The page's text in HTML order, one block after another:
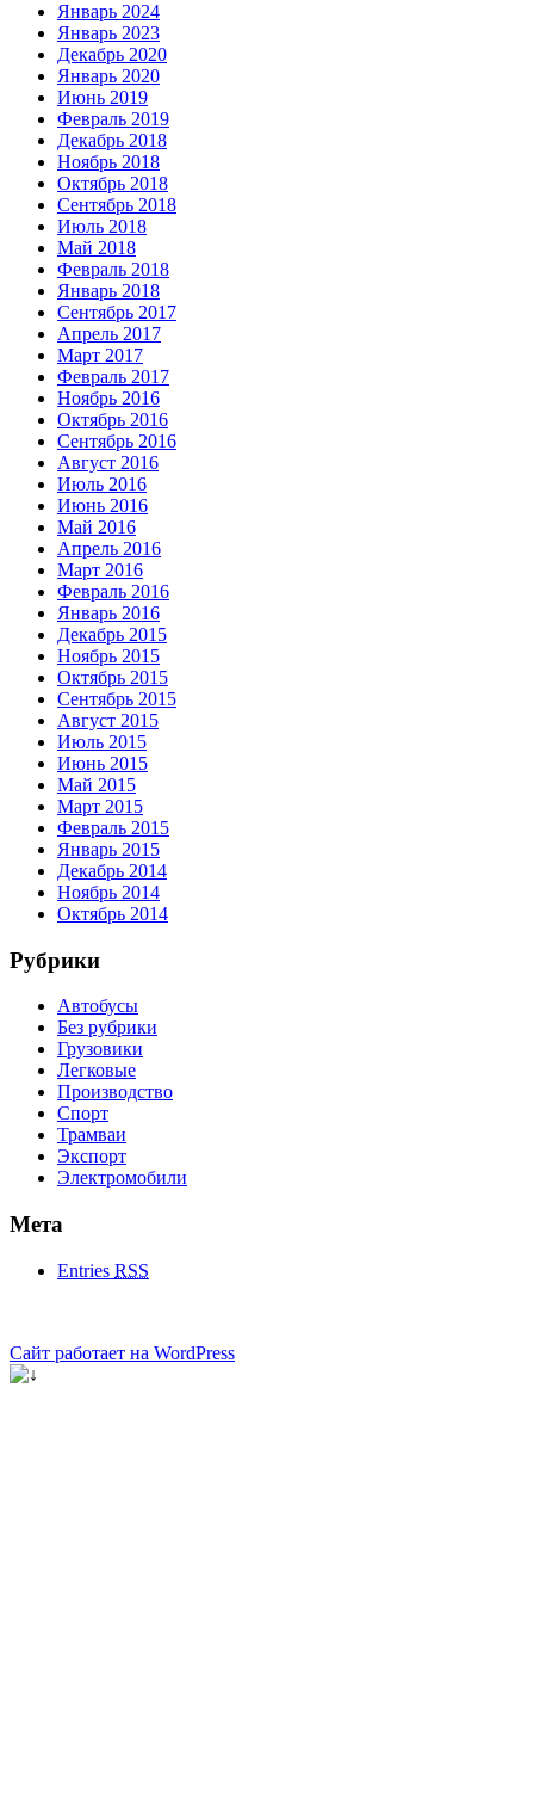
Январь 2024
Январь 2023
Декабрь 2020
Январь 2020
Июнь 2019
Февраль 2019
Декабрь 2018
Ноябрь 2018
Октябрь 2018
Сентябрь 2018
Июль 2018
Май 2018
Февраль 2018
Январь 2018
Сентябрь 2017
Апрель 2017
Март 2017
Февраль 2017
Ноябрь 2016
Октябрь 2016
Сентябрь 2016
Август 2016
Июль 2016
Июнь 2016
Май 2016
Апрель 2016
Март 2016
Февраль 2016
Январь 2016
Декабрь 2015
Ноябрь 2015
Октябрь 2015
Сентябрь 2015
Август 2015
Июль 2015
Июнь 2015
Май 2015
Март 2015
Февраль 2015
Январь 2015
Декабрь 2014
Ноябрь 2014
Октябрь 2014
Рубрики
Автобусы
Без рубрики
Грузовики
Легковые
Производство
Спорт
Трамваи
Экспорт
Электромобили
Мета
Entries RSS
Сайт работает на WordPress